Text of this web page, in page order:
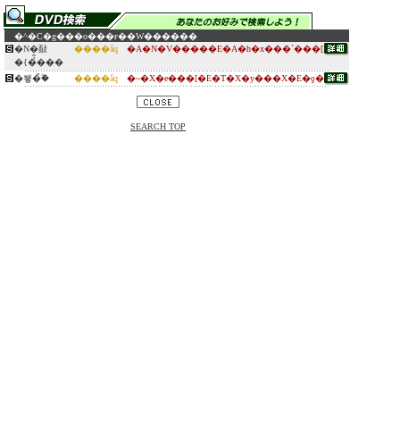
�^�C�g���o���ғ��W������
�N�敮
�{�̉͂���
����ǎq �A�N�V�����E�A�h�x���`���[
�쐫�̏ؖ� ����ǎq �~�X�e���[�E�T�X�y���X�E�ƍ�
SEARCH TOP